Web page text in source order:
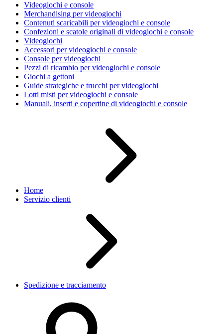
Videogiochi e console
Merchandising per videogiochi
Contenuti scaricabili per videogiochi e console
Confezioni e scatole originali di videogiochi e console
Videogiochi
Accessori per videogiochi e console
Console per videogiochi
Pezzi di ricambio per videogiochi e console
Giochi a gettoni
Guide strategiche e trucchi per videogiochi
Lotti misti per videogiochi e console
Manuali, inserti e copertine di videogiochi e console
Home
Servizio clienti
Spedizione e tracciamento